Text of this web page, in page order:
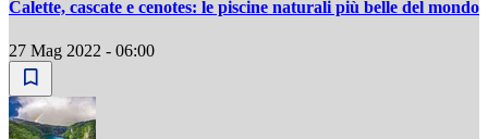
Calette, cascate e cenotes: le piscine naturali più belle del mondo
27 Mag 2022 - 06:00